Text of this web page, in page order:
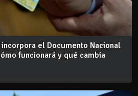
el Documento Nacional
funcionará y qué cambia